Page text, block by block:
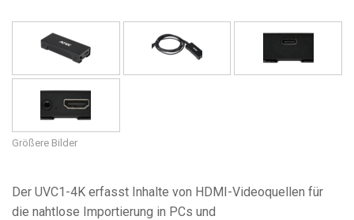
Größere Bilder
Der UVC1-4K erfasst Inhalte von HDMI-Videoquellen für
die nahtlose Importierung in PCs und